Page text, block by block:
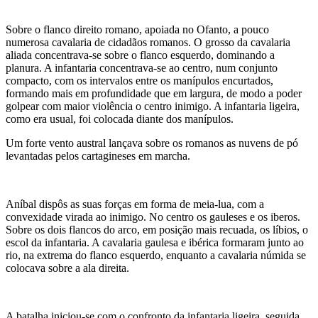
Sobre o flanco direito romano, apoiada no Ofanto, a pouco
numerosa cavalaria de cidadãos romanos. O grosso da cavalaria
aliada concentrava-se sobre o flanco esquerdo, dominando a
planura. A infantaria concentrava-se ao centro, num conjunto
compacto, com os intervalos entre os manípulos encurtados,
formando mais em profundidade que em largura, de modo a poder
golpear com maior violência o centro inimigo. A infantaria ligeira,
como era usual, foi colocada diante dos manípulos.
Um forte vento austral lançava sobre os romanos as nuvens de pó
levantadas pelos cartagineses em marcha.
Aníbal dispôs as suas forças em forma de meia-lua, com a
convexidade virada ao inimigo. No centro os gauleses e os iberos.
Sobre os dois flancos do arco, em posição mais recuada, os líbios, o
escol da infantaria. A cavalaria gaulesa e ibérica formaram junto ao
rio, na extrema do flanco esquerdo, enquanto a cavalaria númida se
colocava sobre a ala direita.